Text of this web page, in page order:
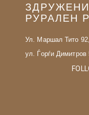
РУРАЛЕН
Ул. Маршал Тито
ул. Ѓорѓи